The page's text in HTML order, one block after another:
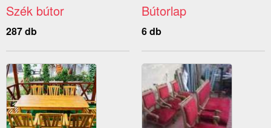
Szék bútor
287 db
Bútorlap
6 db